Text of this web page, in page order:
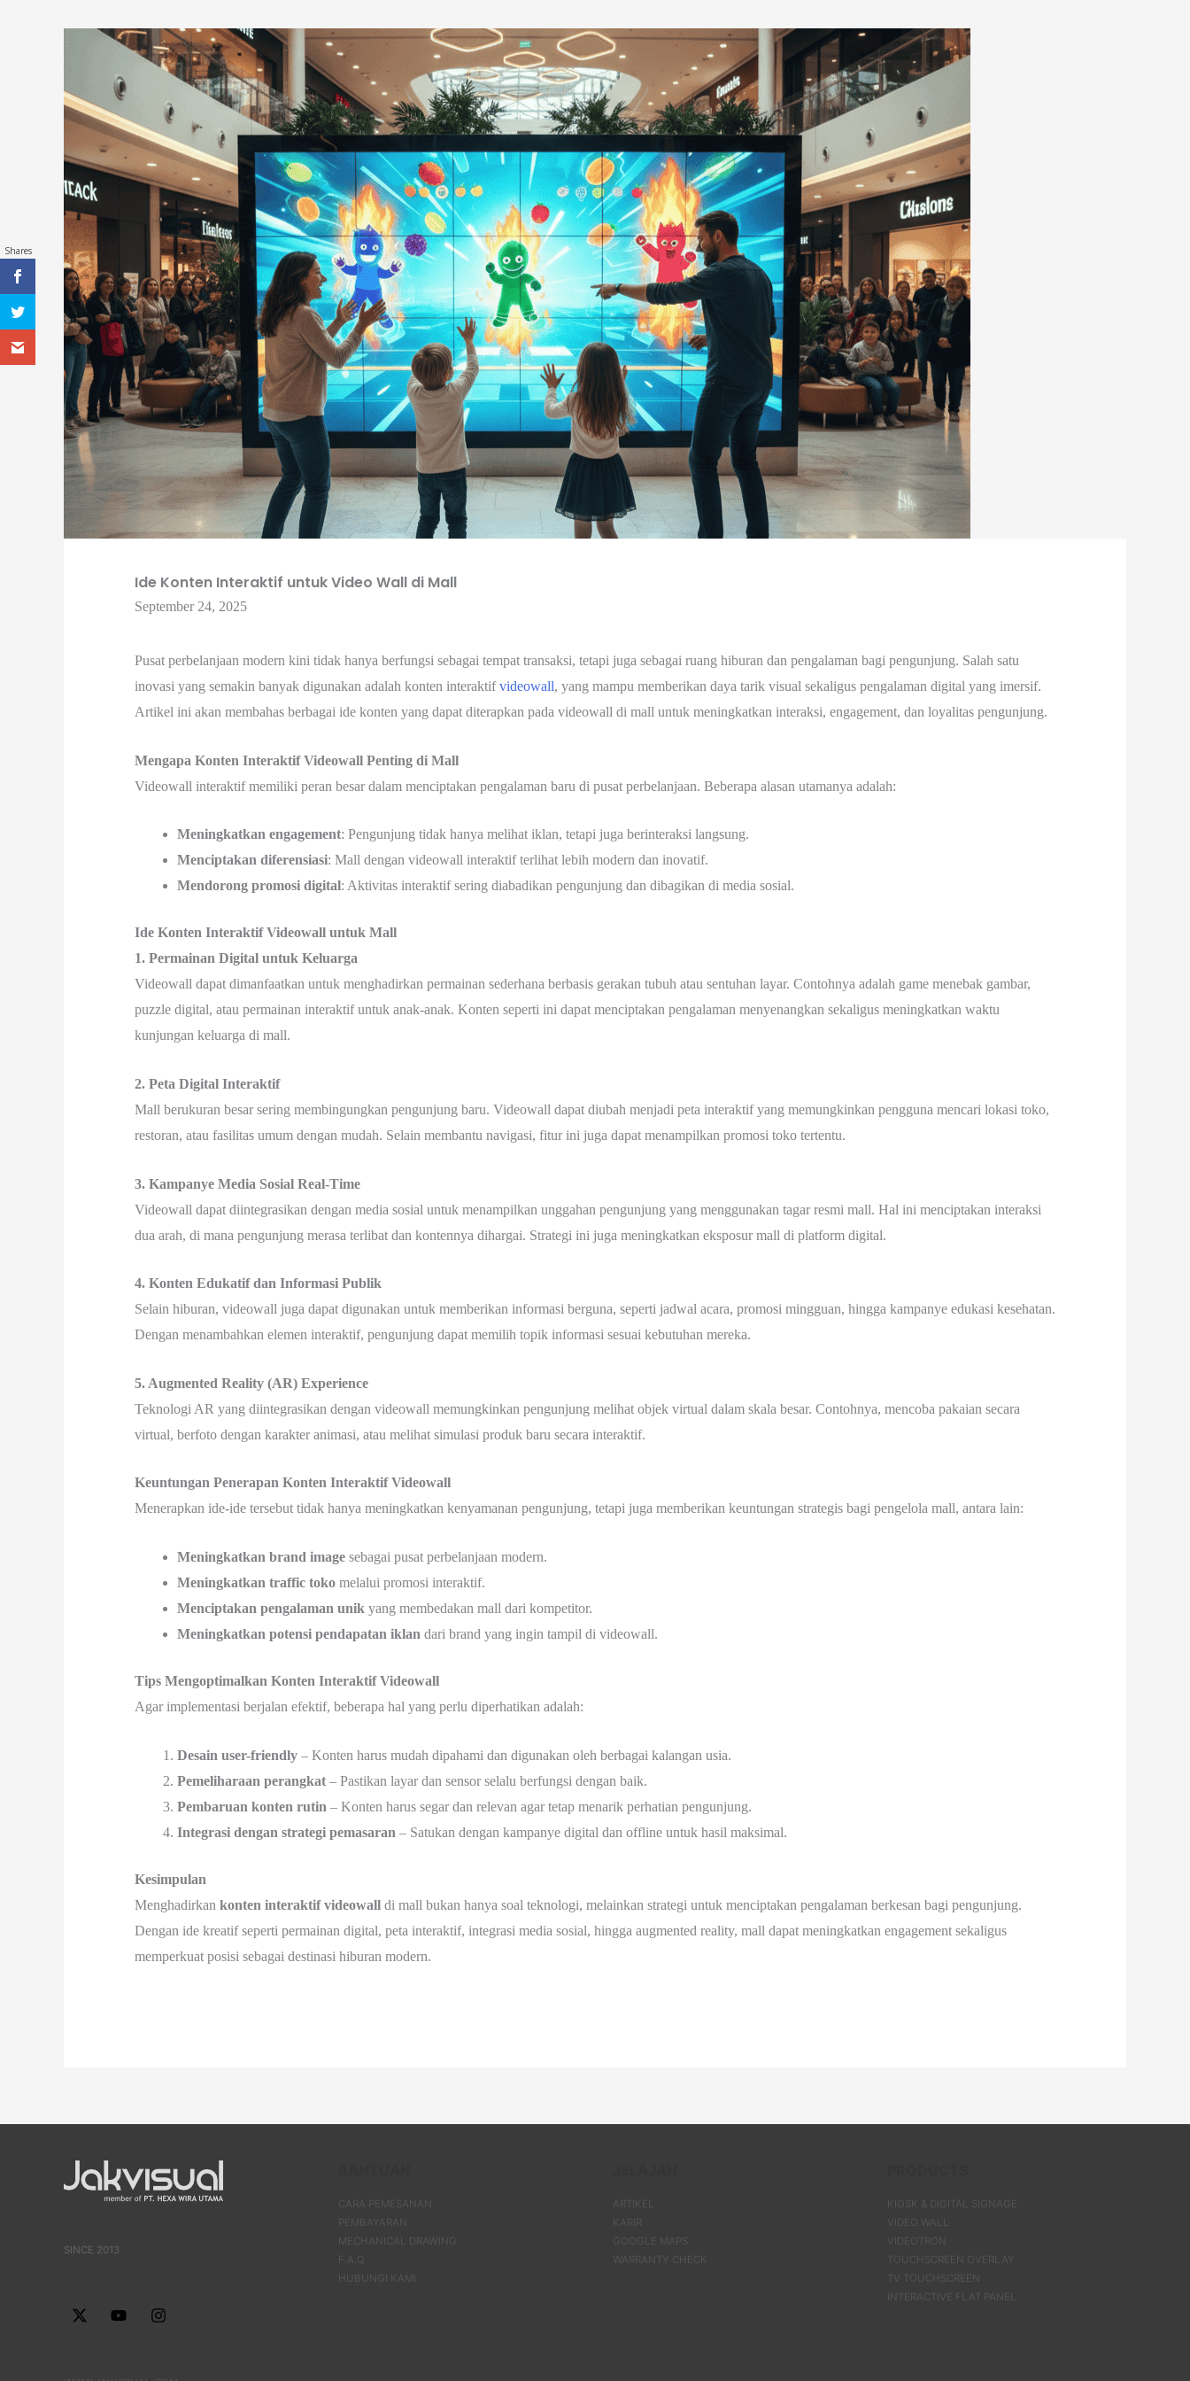
Ide Konten Interaktif untuk Video Wall di Mall
September 24, 2025
Pusat perbelanjaan modern kini tidak hanya berfungsi sebagai tempat transaksi, tetapi juga sebagai ruang hiburan dan pengalaman bagi pengunjung. Salah satu
inovasi yang semakin banyak digunakan adalah konten interaktifvideowall, yang mampu memberikan daya tarik visual sekaligus pengalaman digital yang imersif.
Artikel ini akan membahas berbagai ide konten yang dapat diterapkan pada videowall di mall untuk meningkatkan interaksi, engagement, dan loyalitas pengunjung.
Mengapa Konten Interaktif Videowall Penting di Mall
Videowall interaktif memiliki peran besar dalam menciptakan pengalaman baru di pusat perbelanjaan. Beberapa alasan utamanya adalah:
Meningkatkan engagement: Pengunjung tidak hanya melihat iklan, tetapi juga berinteraksi langsung.
Menciptakan diferensiasi: Mall dengan videowall interaktif terlihat lebih modern dan inovatif.
Mendorong promosi digital: Aktivitas interaktif sering diabadikan pengunjung dan dibagikan di media sosial.
Ide Konten Interaktif Videowall untuk Mall
1. Permainan Digital untuk Keluarga
Videowall dapat dimanfaatkan untuk menghadirkan permainan sederhana berbasis gerakan tubuh atau sentuhan layar. Contohnya adalah game menebak gambar,
puzzle digital, atau permainan interaktif untuk anak-anak. Konten seperti ini dapat menciptakan pengalaman menyenangkan sekaligus meningkatkan waktu
kunjungan keluarga di mall.
2. Peta Digital Interaktif
Mall berukuran besar sering membingungkan pengunjung baru. Videowall dapat diubah menjadi peta interaktif yang memungkinkan pengguna mencari lokasi toko,
restoran, atau fasilitas umum dengan mudah. Selain membantu navigasi, fitur ini juga dapat menampilkan promosi toko tertentu.
3. Kampanye Media Sosial Real-Time
Videowall dapat diintegrasikan dengan media sosial untuk menampilkan unggahan pengunjung yang menggunakan tagar resmi mall. Hal ini menciptakan interaksi
dua arah, di mana pengunjung merasa terlibat dan kontennya dihargai. Strategi ini juga meningkatkan eksposur mall di platform digital.
4. Konten Edukatif dan Informasi Publik
Selain hiburan, videowall juga dapat digunakan untuk memberikan informasi berguna, seperti jadwal acara, promosi mingguan, hingga kampanye edukasi kesehatan.
Dengan menambahkan elemen interaktif, pengunjung dapat memilih topik informasi sesuai kebutuhan mereka.
5. Augmented Reality (AR) Experience
Teknologi AR yang diintegrasikan dengan videowall memungkinkan pengunjung melihat objek virtual dalam skala besar. Contohnya, mencoba pakaian secara
virtual, berfoto dengan karakter animasi, atau melihat simulasi produk baru secara interaktif.
Keuntungan Penerapan Konten Interaktif Videowall
Menerapkan ide-ide tersebut tidak hanya meningkatkan kenyamanan pengunjung, tetapi juga memberikan keuntungan strategis bagi pengelola mall, antara lain:
Meningkatkan brand image sebagai pusat perbelanjaan modern.
Meningkatkan traffic toko melalui promosi interaktif.
Menciptakan pengalaman unik yang membedakan mall dari kompetitor.
Meningkatkan potensi pendapatan iklan dari brand yang ingin tampil di videowall.
Tips Mengoptimalkan Konten Interaktif Videowall
Agar implementasi berjalan efektif, beberapa hal yang perlu diperhatikan adalah:
Desain user-friendly – Konten harus mudah dipahami dan digunakan oleh berbagai kalangan usia.
Pemeliharaan perangkat – Pastikan layar dan sensor selalu berfungsi dengan baik.
Pembaruan konten rutin – Konten harus segar dan relevan agar tetap menarik perhatian pengunjung.
Integrasi dengan strategi pemasaran – Satukan dengan kampanye digital dan offline untuk hasil maksimal.
Kesimpulan
Menghadirkan konten interaktif videowall di mall bukan hanya soal teknologi, melainkan strategi untuk menciptakan pengalaman berkesan bagi pengunjung.
Dengan ide kreatif seperti permainan digital, peta interaktif, integrasi media sosial, hingga augmented reality, mall dapat meningkatkan engagement sekaligus
memperkuat posisi sebagai destinasi hiburan modern.
SINCE 2013
CARA PEMESANAN
PEMBAYARAN
MECHANICAL DRAWING
F.A.Q
HUBUNGI KAMI
ARTIKEL
KARIR
GOOGLE MAPS
WARRANTY CHECK
KIOSK & DIGITAL SIGNAGE
VIDEO WALL
VIDEOTRON
TOUCHSCREEN OVERLAY
TV TOUCHSCREEN
INTERACTIVE FLAT PANEL
Shares